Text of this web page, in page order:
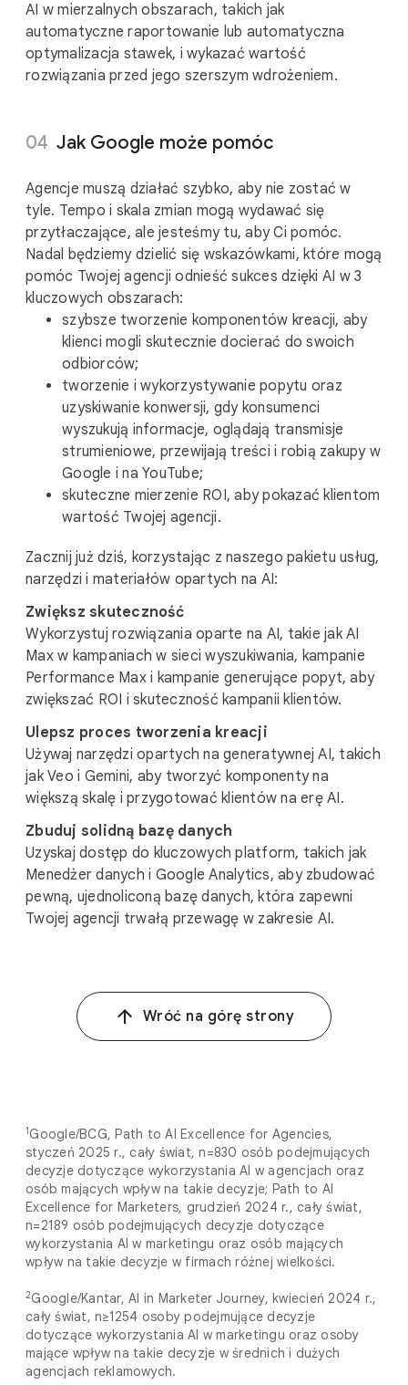
AI w mierzalnych obszarach, takich jak
automatyczne raportowanie lub automatyczna
optymalizacja stawek, i wykazać wartość
rozwiązania przed jego szerszym wdrożeniem.
Jak Google może pomóc
Agencje muszą działać szybko, aby nie zostać w
tyle. Tempo i skala zmian mogą wydawać się
przytłaczające, ale jesteśmy tu, aby Ci pomóc.
Nadal będziemy dzielić się wskazówkami, które mogą
pomóc Twojej agencji odnieść sukces dzięki AI w 3
kluczowych obszarach:
szybsze tworzenie komponentów kreacji, aby
klienci mogli skutecznie docierać do swoich
odbiorców;
tworzenie i wykorzystywanie popytu oraz
uzyskiwanie konwersji, gdy konsumenci
wyszukują informacje, oglądają transmisje
strumieniowe, przewijają treści i robią zakupy w
Google i na YouTube;
skuteczne mierzenie ROI, aby pokazać klientom
wartość Twojej agencji.
Zacznij już dziś, korzystając z naszego pakietu usług,
narzędzi i materiałów opartych na AI:
Zwiększ skuteczność
Wykorzystuj rozwiązania oparte na AI, takie jak AI
Max w kampaniach w sieci wyszukiwania, kampanie
Performance Max i kampanie generujące popyt, aby
zwiększać ROI i skuteczność kampanii klientów.
Ulepsz proces tworzenia kreacji
Używaj narzędzi opartych na generatywnej AI, takich
jak Veo i Gemini, aby tworzyć komponenty na
większą skalę i przygotować klientów na erę AI.
Zbuduj solidną bazę danych
Uzyskaj dostęp do kluczowych platform, takich jak
Menedżer danych i Google Analytics, aby zbudować
pewną, ujednoliconą bazę danych, która zapewni
Twojej agencji trwałą przewagę w zakresie AI.
Wróć na górę strony
1Google/BCG, Path to AI Excellence for Agencies,
styczeń 2025 r., cały świat, n=830 osób podejmujących
decyzje dotyczące wykorzystania AI w agencjach oraz
osób mających wpływ na takie decyzje; Path to AI
Excellence for Marketers, grudzień 2024 r., cały świat,
n=2189 osób podejmujących decyzje dotyczące
wykorzystania AI w marketingu oraz osób mających
wpływ na takie decyzje w firmach różnej wielkości.
2Google/Kantar, AI in Marketer Journey, kwiecień 2024 r.,
cały świat, n≥1254 osoby podejmujące decyzje
dotyczące wykorzystania AI w marketingu oraz osoby
mające wpływ na takie decyzje w średnich i dużych
agencjach reklamowych.